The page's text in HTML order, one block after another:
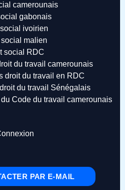
camerounais
gabonais
ivoirien
social malien
social RDC
du travail camerounais
droit du travail en RDC
du travail Sénégalais
Code du travail camerounais
PAR E-MAIL